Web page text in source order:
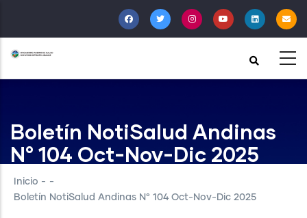
al
contenido
principal
Boletín NotiSalud Andinas
N° 104 Oct-Nov-Dic 2025
Inicio - -
Boletín NotiSalud Andinas N° 104 Oct-Nov-Dic 2025